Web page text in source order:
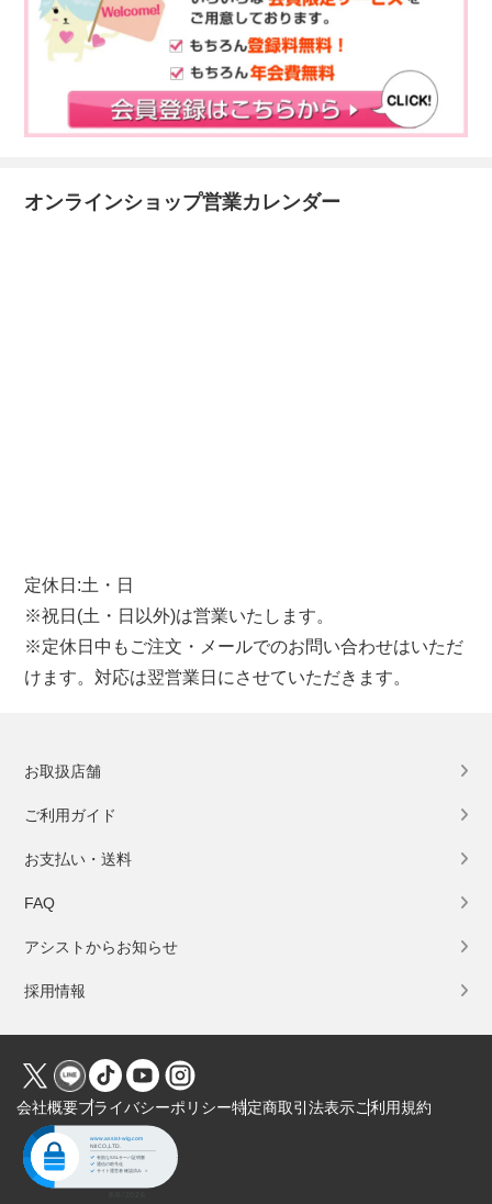
オンラインショップ営業カレンダー
定休日:土・日
※祝日(土・日以外)は営業いたします。
※定休日中もご注文・メールでのお問い合わせはいただ
けます。対応は翌営業日にさせていただきます。
お取扱店舗
ご利用ガイド
お支払い・送料
FAQ
アシストからお知らせ
採用情報
会社概要プライバシーポリシー特定商取引法表示ご利用規約
Click to open certificate verification popup